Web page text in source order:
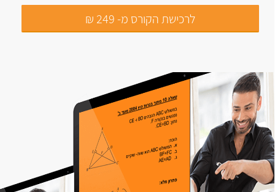
לרכישת הקורס מ- 249 ₪